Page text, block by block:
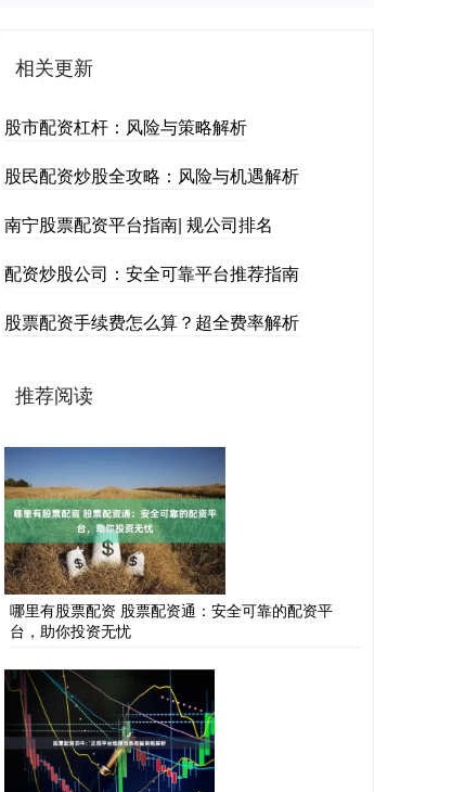
相关更新
股市配资杠杆：风险与策略解析
股民配资炒股全攻略：风险与机遇解析
南宁股票配资平台指南| 规公司排名
配资炒股公司：安全可靠平台推荐指南
股票配资手续费怎么算？超全费率解析
推荐阅读
哪里有股票配资 股票配资通：安全可靠的配资平
台，助你投资无忧